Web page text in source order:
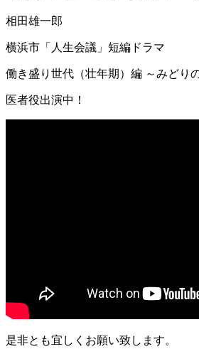
相田雄一郎
横浜市「人生会議」短編ドラマ
働き盛り世代（壮年期）編 ～みどり
医者役出演中！
是非とも宜しくお願い致します。